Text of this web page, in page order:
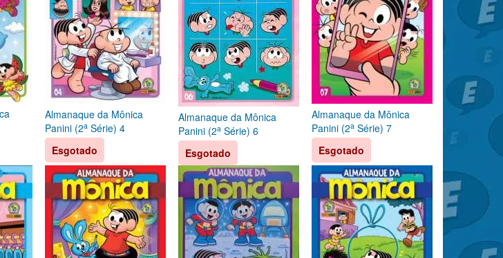
Almanaque da Mônica
Panini (2a Série) 4
Esgotado
Almanaque da Mônica
Panini (2a Série) 6
Esgotado
Almanaque da Mônica
Panini (2a Série) 7
Esgotado